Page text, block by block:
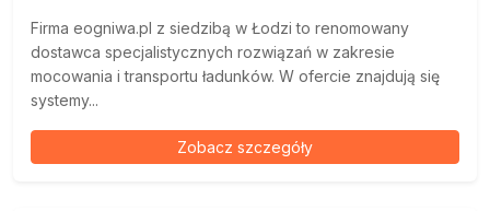
Firma eogniwa.pl z siedzibą w Łodzi to renomowany
dostawca specjalistycznych rozwiązań w zakresie
mocowania i transportu ładunków. W ofercie znajdują się
systemy...
Zobacz szczegóły